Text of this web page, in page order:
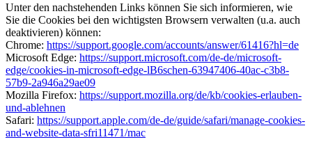
Unter den nachstehenden Links können Sie sich informieren, wie
Sie die Cookies bei den wichtigsten Browsern verwalten (u.a. auch
deaktivieren) können:
Chrome: https://support.google.com/accounts/answer/61416?hl=de
Microsoft Edge: https://support.microsoft.com/de-de/microsoft-
edge/cookies-in-microsoft-edge-lB6schen-63947406-40ac-c3b8-
57b9-2a946a29ae09
Mozilla Firefox: https://support.mozilla.org/de/kb/cookies-erlauben-
und-ablehnen
Safari: https://support.apple.com/de-de/guide/safari/manage-cookies-
and-website-data-sfri11471/mac